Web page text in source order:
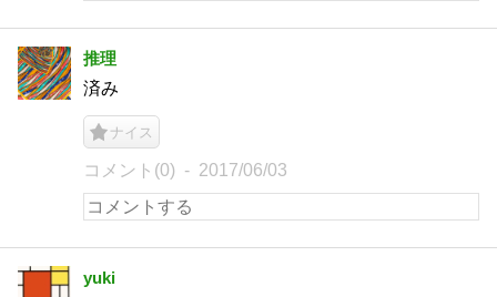
推理
済み
ナイス
コメント(0) 2017/06/03
yuki